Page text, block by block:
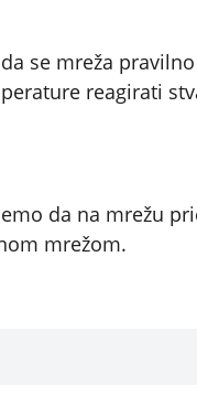
se mreža
reagirati
da na mrežu
mrežom.